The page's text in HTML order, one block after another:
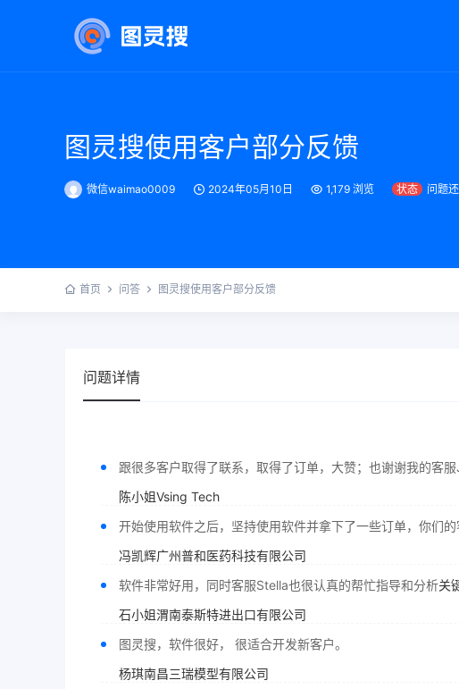
图灵搜使用客户部分反馈
微信waimao0009 2024年05月10日 1,179 浏览 状态 问题
首页 问答 图灵搜使用客户部分反馈
问题详情
跟很多客户取得了联系，取得了订单，大赞；也谢谢我的客
陈小姐Vsing Tech
开始使用软件之后，坚持使用软件并拿下了一些订单，你们
冯凯辉广州普和医药科技有限公司
软件非常好用，同时客服Stella也很认真的帮忙指导和分析关
石小姐渭南泰斯特进出口有限公司
图灵搜，软件很好， 很适合开发新客户。
杨琪南昌三瑞模型有限公司